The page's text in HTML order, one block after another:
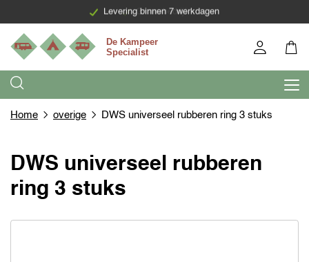
Levering binnen 7 werkdagen
Home overige DWS universeel rubberen ring 3 stuks
DWS universeel rubberen
ring 3 stuks